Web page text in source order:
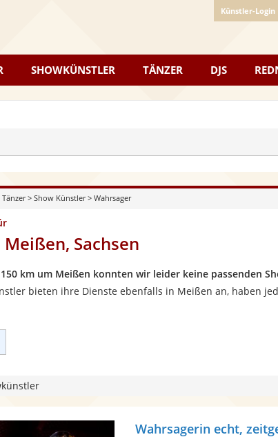
Künstler-Login
SHOWKÜNSTLER TÄNZER DJS
> Show Künstler> Wahrsager
Sachsen
km um Meißen konnten wir leider keine passenden
bieten ihre Dienste ebenfalls in Meißen an, haben